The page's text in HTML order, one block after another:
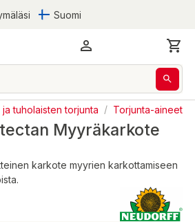
Suomi
tuholaisten torjunta / Torjunta-aineet
Myyräkarkote
karkote myyrien karkottamiseen